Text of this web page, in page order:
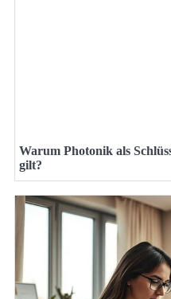
Warum Photonik als
gilt?